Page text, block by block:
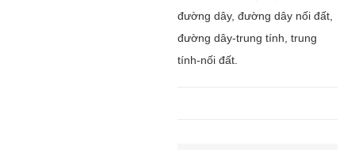
đường dây, đường dây nối đất,
đường dây-trung tính, trung
tính-nối đất.